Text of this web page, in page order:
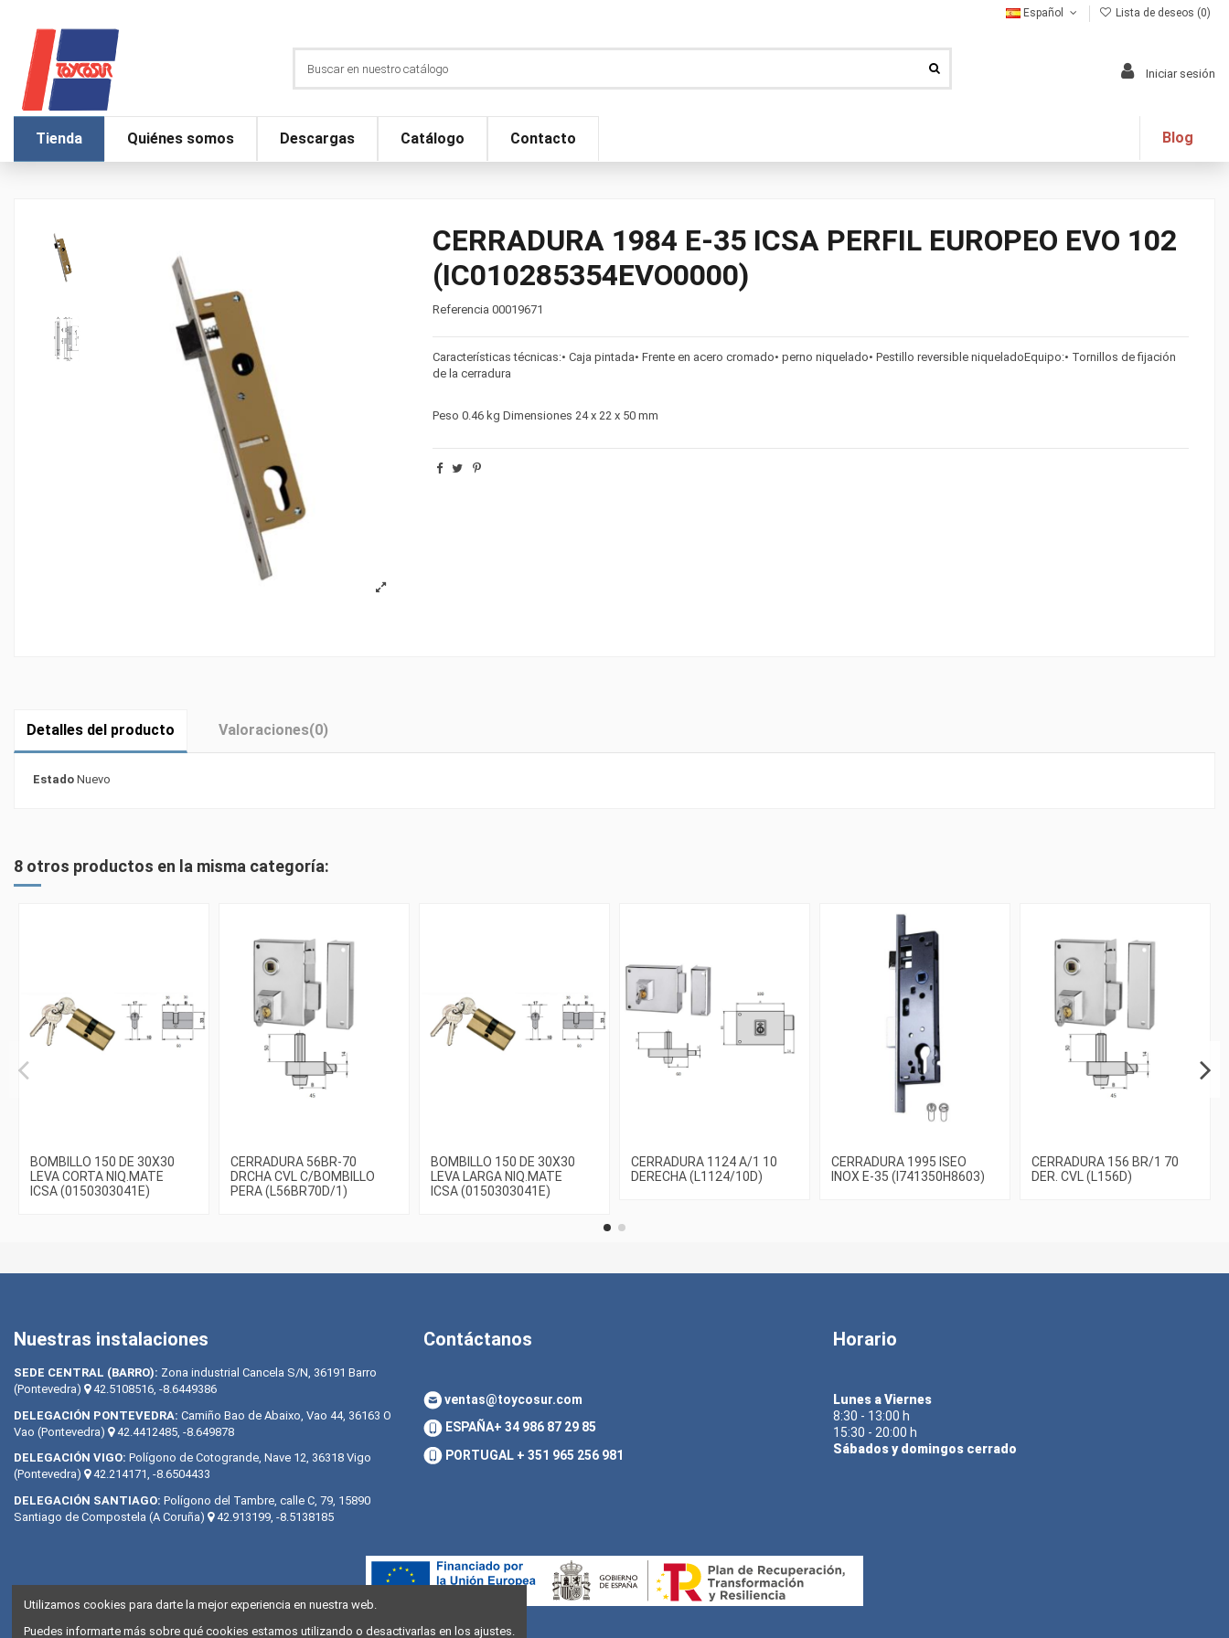
Español Lista de deseos (0)
Iniciar sesión
Tienda Quiénes somos Descargas Catálogo Contacto Blog
CERRADURA 1984 E-35 ICSA PERFIL EUROPEO EVO 102
(IC010285354EVO0000)
Referencia 00019671
Características técnicas:• Caja pintada• Frente en acero cromado• perno niquelado• Pestillo reversible niqueladoEquipo:• Tornillos de fijación
de la cerradura
Peso 0.46 kg Dimensiones 24 x 22 x 50 mm
Detalles del producto Valoraciones(0)
Estado Nuevo
8 otros productos en la misma categoría:
BOMBILLO 150 DE 30X30
LEVA CORTA NIQ.MATE
ICSA (0150303041E)
CERRADURA 56BR-70
DRCHA CVL C/BOMBILLO
PERA (L56BR70D/1)
BOMBILLO 150 DE 30X30
LEVA LARGA NIQ.MATE
ICSA (0150303041E)
CERRADURA 1124 A/1 10
DERECHA (L1124/10D)
CERRADURA 1995 ISEO
INOX E-35 (I741350H8603)
CERRADURA 156 BR/1 70
DER. CVL (L156D)
Nuestras instalaciones
SEDE CENTRAL (BARRO): Zona industrial Cancela S/N, 36191 Barro
(Pontevedra)
42.5108516, -8.6449386
DELEGACIÓN PONTEVEDRA: Camiño Bao de Abaixo, Vao 44, 36163 O
Vao (Pontevedra)
42.4412485, -8.649878
DELEGACIÓN VIGO: Polígono de Cotogrande, Nave 12, 36318 Vigo
(Pontevedra)
42.214171, -8.6504433
DELEGACIÓN SANTIAGO: Polígono del Tambre, calle C, 79, 15890
Santiago de Compostela (A Coruña)
42.913199, -8.5138185
Contáctanos
ventas@toycosur.com
ESPAÑA+ 34 986 87 29 85
PORTUGAL + 351 965 256 981
Horario
Lunes a Viernes
8:30 - 13:00 h
15:30 - 20:00 h
Sábados y domingos cerrado
Utilizamos cookies para darte la mejor experiencia en nuestra web.
Puedes informarte más sobre qué cookies estamos utilizando o desactivarlas en los ajustes.